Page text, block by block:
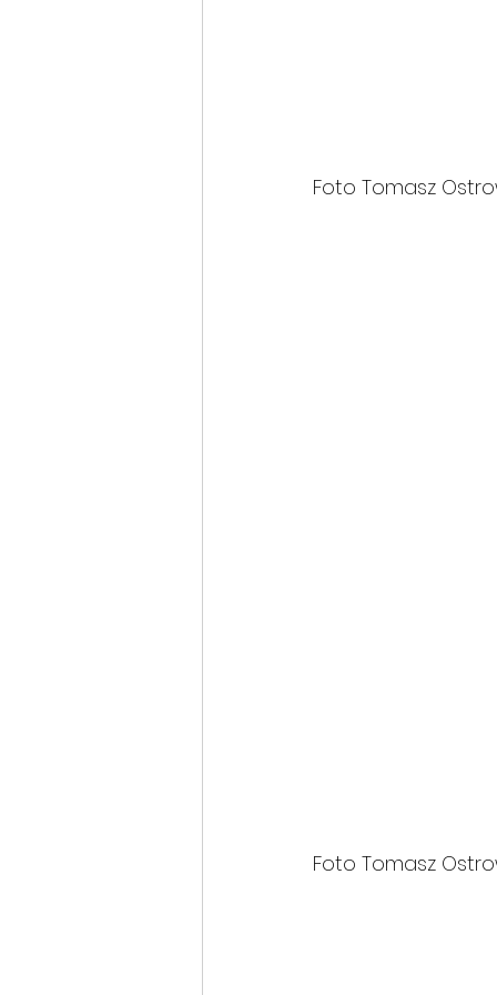
Foto Tomasz
Foto Tomasz